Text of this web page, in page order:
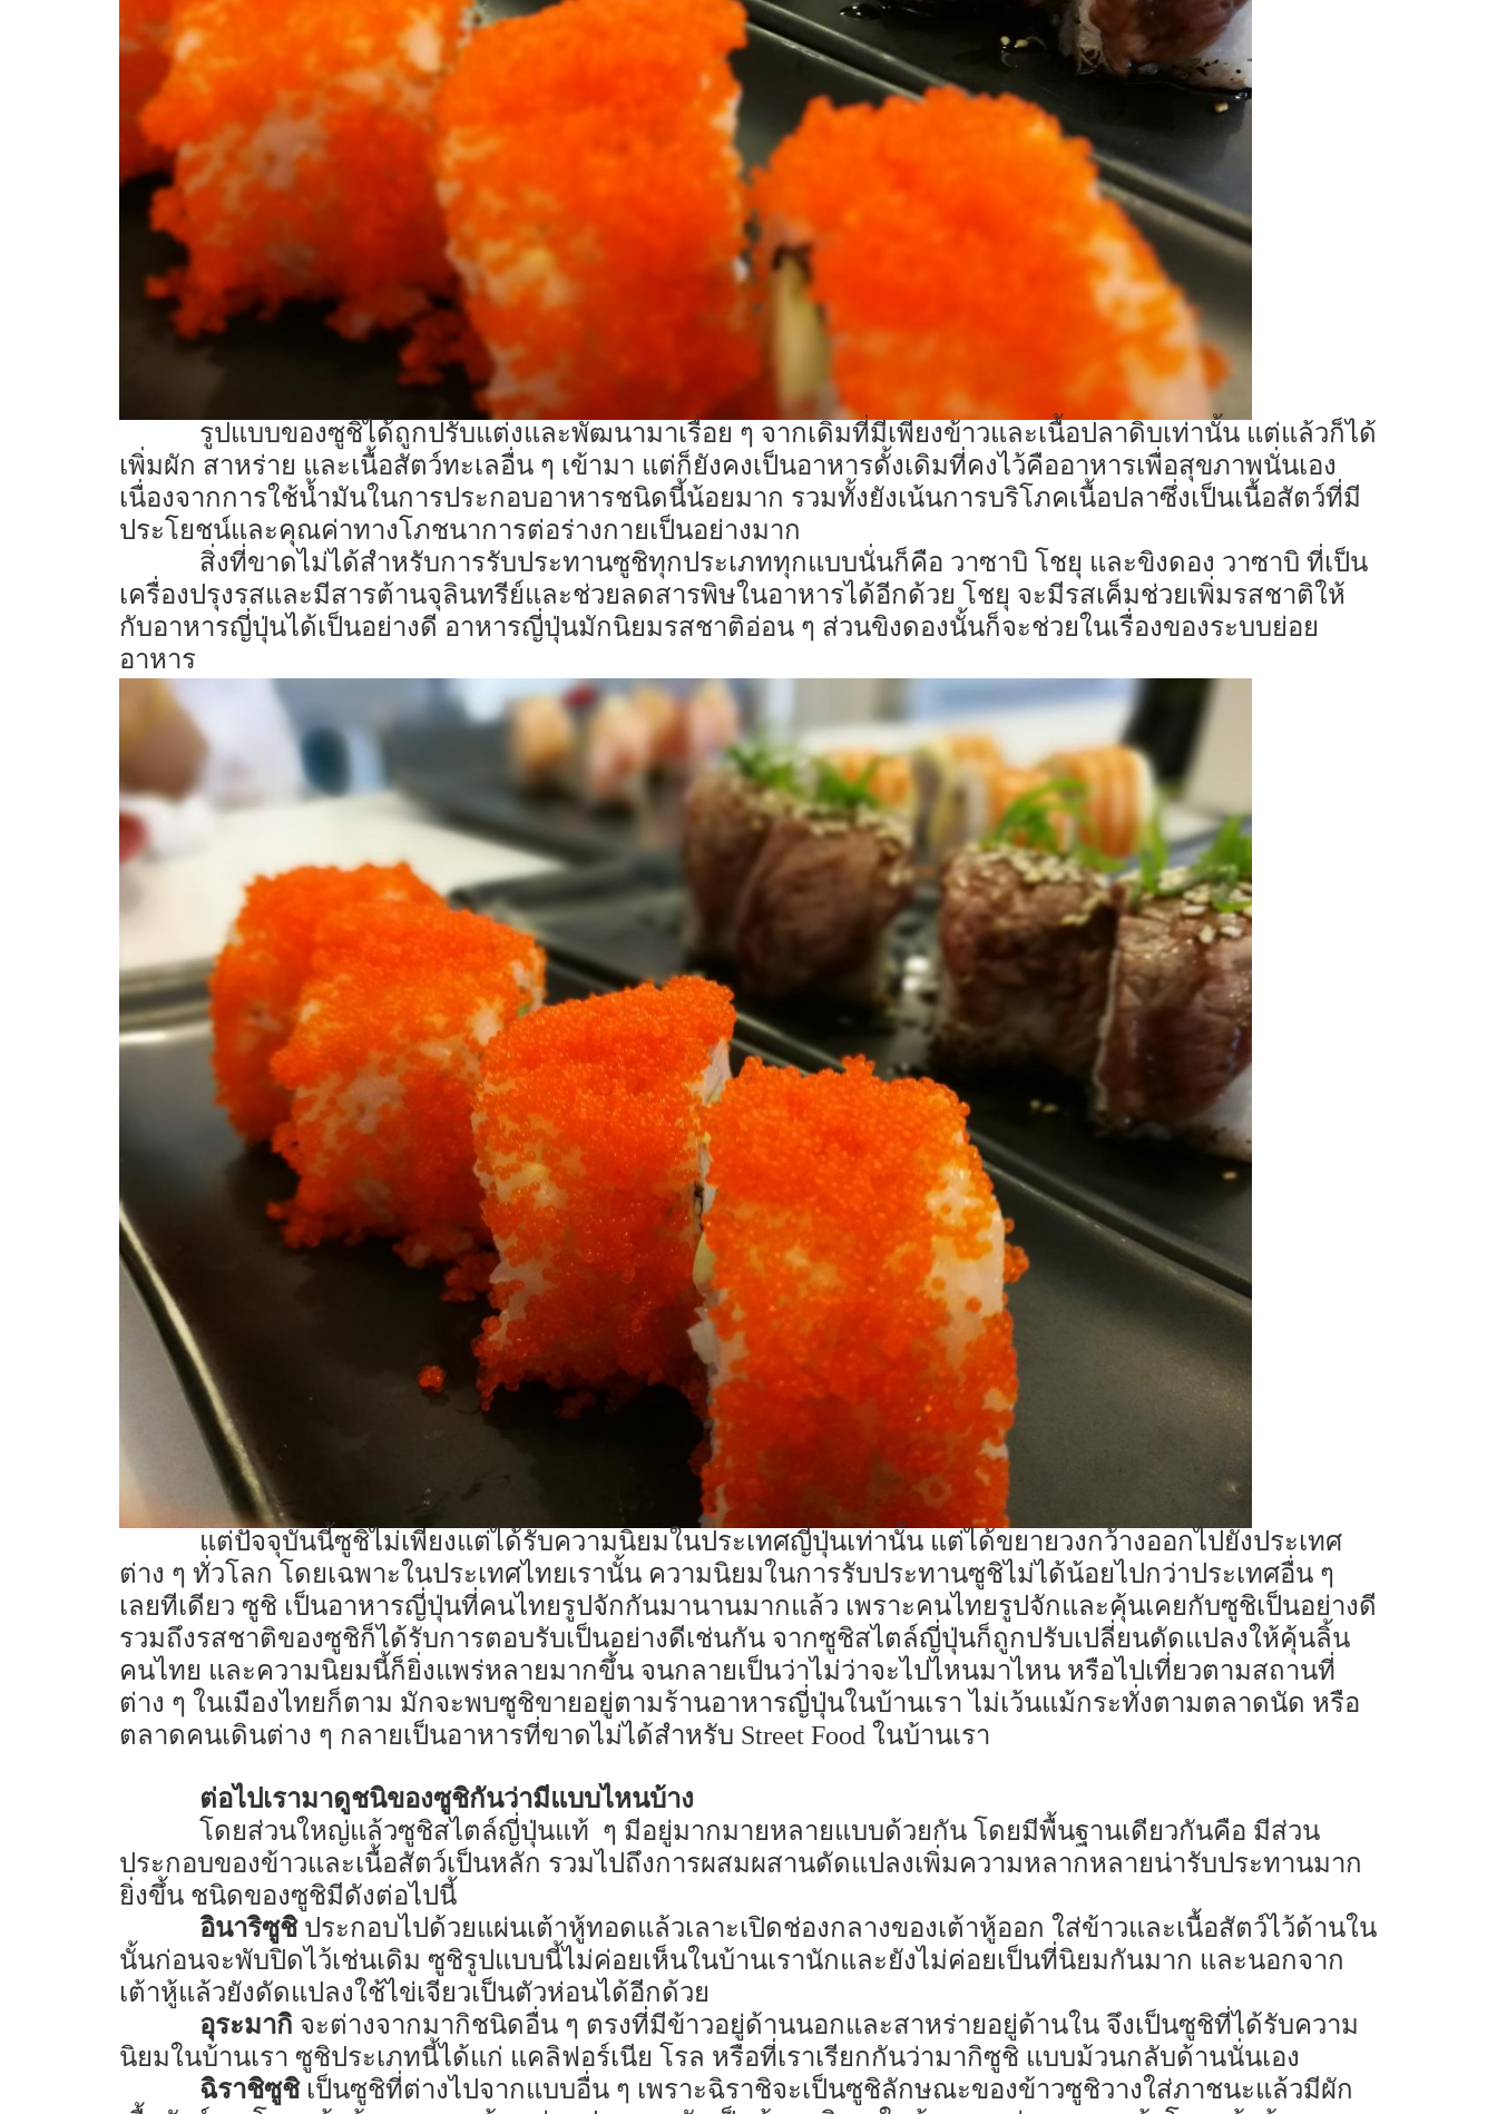
รูปแบบของซูชิได้ถูกปรับแต่งและพัฒนามาเรื่อย ๆ จากเดิมที่มีเพียงข้าวและเนื้อปลาดิบเท่านั้น แต่แล้วก็ได้
เพิ่มผัก สาหร่าย และเนื้อสัตว์ทะเลอื่น ๆ เข้ามา แต่ก็ยังคงเป็นอาหารดั้งเดิมที่คงไว้คืออาหารเพื่อสุขภาพนั่นเอง
เนื่องจากการใช้น้ำมันในการประกอบอาหารชนิดนี้น้อยมาก รวมทั้งยังเน้นการบริโภคเนื้อปลาซึ่งเป็นเนื้อสัตว์ที่มี
ประโยชน์และคุณค่าทางโภชนาการต่อร่างกายเป็นอย่างมาก
สิ่งที่ขาดไม่ได้สำหรับการรับประทานซูชิทุกประเภททุกแบบนั่นก็คือ วาซาบิ โชยุ และขิงดอง วาซาบิ ที่เป็น
เครื่องปรุงรสและมีสารต้านจุลินทรีย์และช่วยลดสารพิษในอาหารได้อีกด้วย โชยุ จะมีรสเค็มช่วยเพิ่มรสชาติให้
กับอาหารญี่ปุ่นได้เป็นอย่างดี อาหารญี่ปุ่นมักนิยมรสชาติอ่อน ๆ ส่วนขิงดองนั้นก็จะช่วยในเรื่องของระบบย่อย
อาหาร
แต่ปัจจุบันนี้ซูชิไม่เพียงแต่ได้รับความนิยมในประเทศญี่ปุ่นเท่านั้น แต่ได้ขยายวงกว้างออกไปยังประเทศ
ต่าง ๆ ทั่วโลก โดยเฉพาะในประเทศไทยเรานั้น ความนิยมในการรับประทานซูชิไม่ได้น้อยไปกว่าประเทศอื่น ๆ
เลยทีเดียว ซูชิ เป็นอาหารญี่ปุ่นที่คนไทยรูปจักกันมานานมากแล้ว เพราะคนไทยรูปจักและคุ้นเคยกับซูชิเป็นอย่างดี
รวมถึงรสชาติของซูชิก็ได้รับการตอบรับเป็นอย่างดีเช่นกัน จากซูชิสไตล์ญี่ปุ่นก็ถูกปรับเปลี่ยนดัดแปลงให้คุ้นลิ้น
คนไทย และความนิยมนี้ก็ยิ่งแพร่หลายมากขึ้น จนกลายเป็นว่าไม่ว่าจะไปไหนมาไหน หรือไปเที่ยวตามสถานที่
ต่าง ๆ ในเมืองไทยก็ตาม มักจะพบซูชิขายอยู่ตามร้านอาหารญี่ปุ่นในบ้านเรา ไม่เว้นแม้กระทั่งตามตลาดนัด หรือ
ตลาดคนเดินต่าง ๆ กลายเป็นอาหารที่ขาดไม่ได้สำหรับ Street Food ในบ้านเรา
ต่อไปเรามาดูชนิของซูชิกันว่ามีแบบไหนบ้าง
โดยส่วนใหญ่แล้วซูชิสไตล์ญี่ปุ่นแท้ ๆ มีอยู่มากมายหลายแบบด้วยกัน โดยมีพื้นฐานเดียวกันคือ มีส่วน
ประกอบของข้าวและเนื้อสัตว์เป็นหลัก รวมไปถึงการผสมผสานดัดแปลงเพิ่มความหลากหลายน่ารับประทานมาก
ยิ่งขึ้น ชนิดของซูชิมีดังต่อไปนี้
อินาริซูชิ ประกอบไปด้วยแผ่นเต้าหู้ทอดแล้วเลาะเปิดช่องกลางของเต้าหู้ออก ใส่ข้าวและเนื้อสัตว์ไว้ด้านใน
นั้นก่อนจะพับปิดไว้เช่นเดิม ซูชิรูปแบบนี้ไม่ค่อยเห็นในบ้านเรานักและยังไม่ค่อยเป็นที่นิยมกันมาก และนอกจาก
เต้าหู้แล้วยังดัดแปลงใช้ไข่เจียวเป็นตัวห่อนได้อีกด้วย
อุระมากิ จะต่างจากมากิชนิดอื่น ๆ ตรงที่มีข้าวอยู่ด้านนอกและสาหร่ายอยู่ด้านใน จึงเป็นซูชิที่ได้รับความ
นิยมในบ้านเรา ซูชิประเภทนี้ได้แก่ แคลิฟอร์เนีย โรล หรือที่เราเรียกกันว่ามากิซูชิ แบบม้วนกลับด้านนั่นเอง
ฉิราชิซูชิ เป็นซูชิที่ต่างไปจากแบบอื่น ๆ เพราะฉิราชิจะเป็นซูชิลักษณะของข้าวซูชิวางใส่ภาชนะแล้วมีผัก